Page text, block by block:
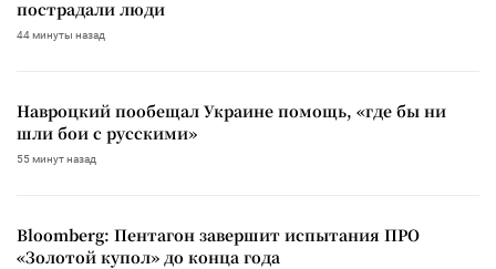
пострадали люди
44 минуты назад
Навроцкий пообещал Украине помощь, «где бы ни
шли бои с русскими»
55 минут назад
Bloomberg: Пентагон завершит испытания ПРО
«Золотой купол» до конца года